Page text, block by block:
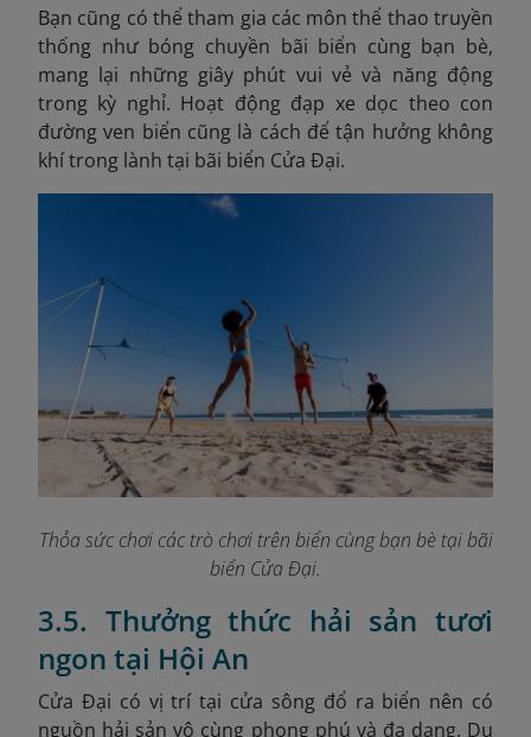
Bạn cũng có thể tham gia các môn thể thao truyền
thống như bóng chuyền bãi biển cùng bạn bè,
mang lại những giây phút vui vẻ và năng động
trong kỳ nghỉ. Hoạt động đạp xe dọc theo con
đường ven biển cũng là cách để tận hưởng không
khí trong lành tại bãi biển Cửa Đại.
Thỏa sức chơi các trò chơi trên biển cùng bạn bè tại bãi
biển Cửa Đại.
3.5. Thưởng thức hải sản tươi
ngon tại Hội An
Cửa Đại có vị trí tại cửa sông đổ ra biển nên có
nguồn hải sản vô cùng phong phú và đa dạng. Du